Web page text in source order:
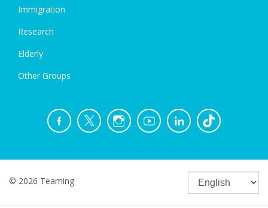
Immigration
Research
Elderly
Other Groups
© 2026 Teaming